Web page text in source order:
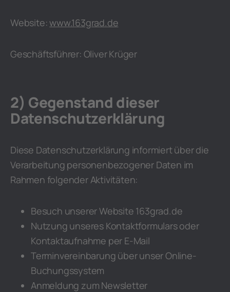
Website:www.163grad.de
Geschäftsführer: Oliver Krüger
2) Gegenstand dieser
Datenschutzerklärung
Diese Datenschutzerklärung informiert über die
Verarbeitung personenbezogener Daten im
Rahmen folgender Aktivitäten:
Besuch unserer Website 163grad.de
Nutzung unseres Kontaktformulars oder
Kontaktaufnahme per E-Mail
Terminvereinbarung über unser Online-
Buchungssystem
Anmeldung zum Newsletter